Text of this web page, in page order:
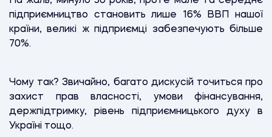
підприємництво становить лише 16% ВВП нашої
країни, великі ж підприємці забезпечують більше
70%.
Чому так? Звичайно, багато дискусій точиться про
захист прав власності, умови фінансування,
держпідтримку, рівень підприємницького духу в
Україні тощо.